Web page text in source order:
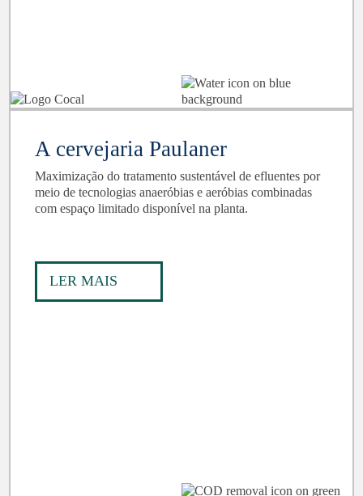
A cervejaria Paulaner
Maximização do tratamento sustentável de efluentes por
meio de tecnologias anaeróbias e aeróbias combinadas
com espaço limitado disponível na planta.
LER MAIS